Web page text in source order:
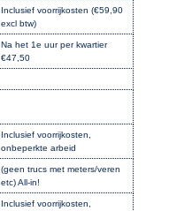
Inclusief voorrijkosten (€59,90
excl btw)
Na het 1e uur per kwartier
€47,50
Inclusief voorrijkosten,
onbeperkte arbeid
(geen trucs met meters/veren
etc) All-in!
Inclusief voorrijkosten,